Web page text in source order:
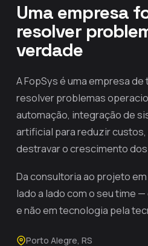
Uma empresa
resolver
verdade
A FopSys é uma empresa
resolver problemas
automação, integração de
artificial para reduzir
destravar o crescimento
Da consultoria ao projeto
lado a lado com o seu time
e não em tecnologia pela
Porto Alegre, RS